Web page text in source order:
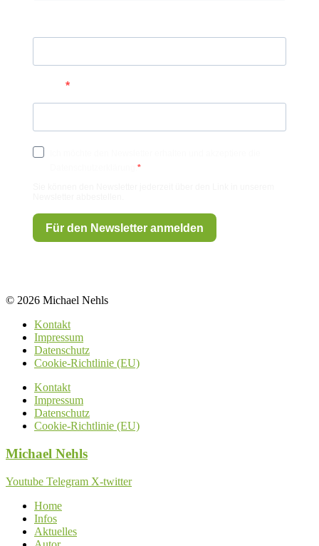
Für den Newsletter anmelden
© 2026 Michael Nehls
Kontakt
Impressum
Datenschutz
Cookie-Richtlinie (EU)
Kontakt
Impressum
Datenschutz
Cookie-Richtlinie (EU)
Michael Nehls
Youtube Telegram X-twitter
Home
Infos
Aktuelles